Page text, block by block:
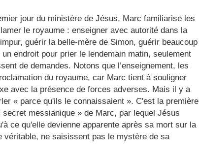
jour du ministère de Jésus, Marc familiarise les
le royaume : enseigner avec autorité dans la
guérir la belle-mère de Simon, guérir beaucoup
endroit pour prier le lendemain matin, seulement
de demandes. Notons que l’enseignement, les
du royaume, car Marc tient à souligner
avec la présence de forces adverses. Mais il y a
« parce qu'ils le connaissaient ». C'est la première
messianique » de Marc, par lequel Jésus
ce qu'elle devienne apparente après sa mort sur la
véritable, ne saisissent pas le mystère de sa